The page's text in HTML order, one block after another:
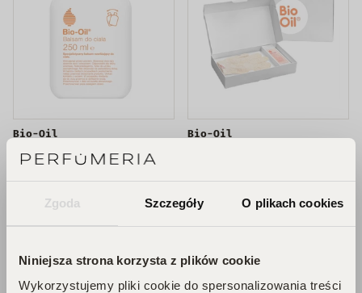
Zgoda Szczegóły O plikach cookies
Niniejsza strona korzysta z plików cookie
Wykorzystujemy pliki cookie do spersonalizowania treści
Bio-Oil
Specjalistyczny balsam
do ciała 250ml
Bio-Oil
+ rękawiczka